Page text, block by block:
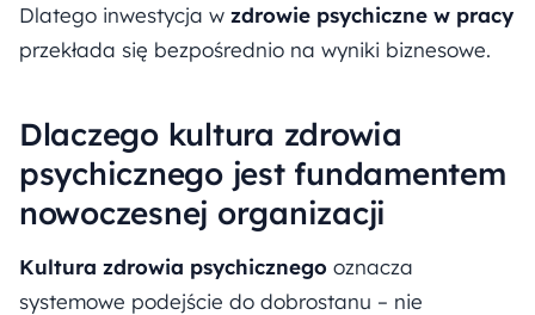
Dlatego inwestycja w zdrowie psychiczne w pracy
przekłada się bezpośrednio na wyniki biznesowe.
Dlaczego kultura zdrowia
psychicznego jest fundamentem
nowoczesnej organizacji
Kultura zdrowia psychicznego oznacza
systemowe podejście do dobrostanu – nie